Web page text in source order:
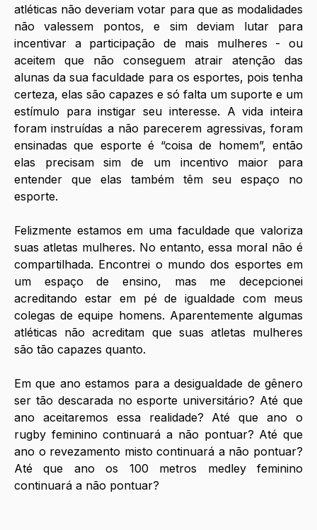
atléticas não deveriam votar para que as modalidades
não valessem pontos, e sim deviam lutar para
incentivar a participação de mais mulheres - ou
aceitem que não conseguem atrair atenção das
alunas da sua faculdade para os esportes, pois tenha
certeza, elas são capazes e só falta um suporte e um
estímulo para instigar seu interesse. A vida inteira
foram instruídas a não parecerem agressivas, foram
ensinadas que esporte é “coisa de homem”, então
elas precisam sim de um incentivo maior para
entender que elas também têm seu espaço no
esporte.
Felizmente estamos em uma faculdade que valoriza
suas atletas mulheres. No entanto, essa moral não é
compartilhada. Encontrei o mundo dos esportes em
um espaço de ensino, mas me decepcionei
acreditando estar em pé de igualdade com meus
colegas de equipe homens. Aparentemente algumas
atléticas não acreditam que suas atletas mulheres
são tão capazes quanto.
Em que ano estamos para a desigualdade de gênero
ser tão descarada no esporte universitário? Até que
ano aceitaremos essa realidade? Até que ano o
rugby feminino continuará a não pontuar? Até que
ano o revezamento misto continuará a não pontuar?
Até que ano os 100 metros medley feminino
continuará a não pontuar?